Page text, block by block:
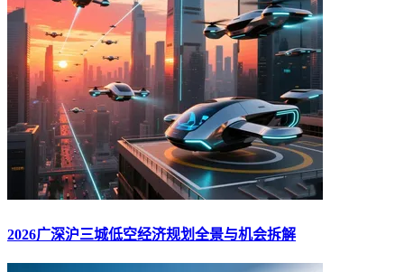
2026广深沪三城低空经济规划全景与机会拆解